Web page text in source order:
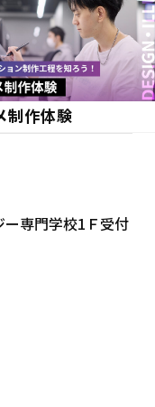
制作体験
専門学校1Ｆ受付